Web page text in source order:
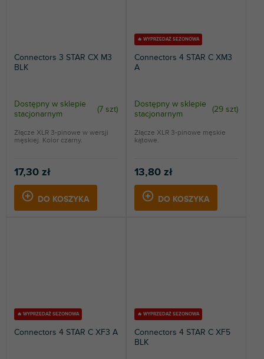
Connectors 3 STAR CX M3
BLK
Dostępny w sklepie
stacjonarnym
(7 szt)
17,30 zł
DO KOSZYKA
Złącze XLR 3-pinowe w wersji
męskiej. Kolor czarny.
🔥 WYPRZEDAŻ SEZONOWA
Connectors 4 STAR C XM3
A
Dostępny w sklepie
stacjonarnym
(29 szt)
13,80 zł
DO KOSZYKA
Złącze XLR 3-pinowe męskie
kątowe.
🔥 WYPRZEDAŻ SEZONOWA
Connectors 4 STAR C XF3 A
🔥 WYPRZEDAŻ SEZONOWA
Connectors 4 STAR C XF5
BLK